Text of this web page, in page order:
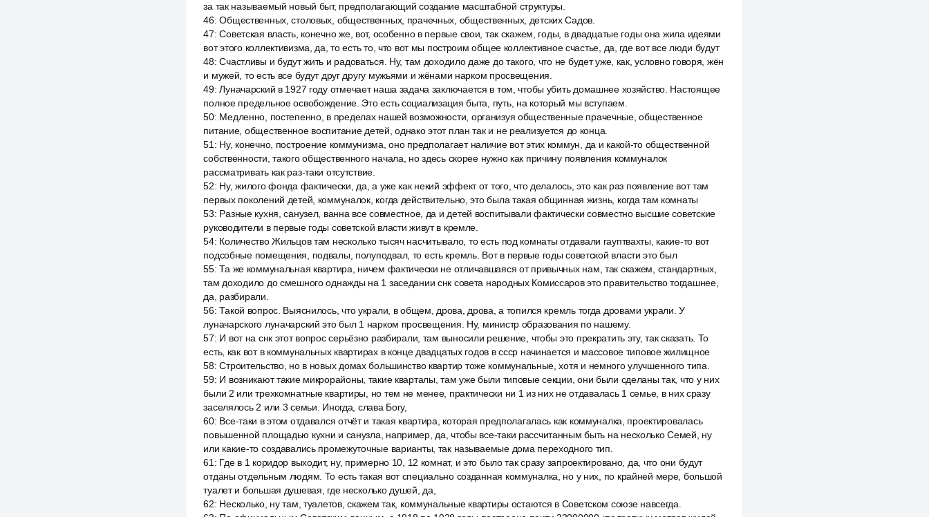
за так называемый новый быт, предполагающий создание масштабной структуры.
46:Общественных, столовых, общественных, прачечных, общественных, детских Садов.
47:Советская власть, конечно же, вот, особенно в первые свои, так скажем, годы, в двадцатые годы она жила идеями
вот этого коллективизма, да, то есть то, что вот мы построим общее коллективное счастье, да, где вот все люди будут
48:Счастливы и будут жить и радоваться. Ну, там доходило даже до такого, что не будет уже, как, условно говоря, жён
и мужей, то есть все будут друг другу мужьями и жёнами нарком просвещения.
49:Луначарский в 1927 году отмечает наша задача заключается в том, чтобы убить домашнее хозяйство. Настоящее
полное предельное освобождение. Это есть социализация быта, путь, на который мы вступаем.
50: Медленно, постепенно, в пределах нашей возможности, организуя общественные прачечные, общественное
питание, общественное воспитание детей, однако этот план так и не реализуется до конца.
51 : Ну, конечно, построение коммунизма, оно предполагает наличие вот этих коммун, да и какой-то общественной
собственности, такого общественного начала, но здесь скорее нужно как причину появления коммуналок
рассматривать как раз-таки отсутствие.
52: Ну, жилого фонда фактически, да, а уже как некий эффект от того, что делалось, это как раз появление вот там
первых поколений детей, коммуналок, когда действительно, это была такая общинная жизнь, когда там комнаты
53: Разные кухня, санузел, ванна все совместное, да и детей воспитывали фактически совместно высшие советские
руководители в первые годы советской власти живут в кремле.
54: Количество Жильцов там несколько тысяч насчитывало, то есть под комнаты отдавали гауптвахты, какие-то вот
подсобные помещения, подвалы, полуподвал, то есть кремль. Вот в первые годы советской власти это был
55:Та же коммунальная квартира, ничем фактически не отличавшаяся от привычных нам, так скажем, стандартных,
там доходило до смешного однажды на 1 заседании снк совета народных Комиссаров это правительство тогдашнее,
да, разбирали.
56:Такой вопрос. Выяснилось, что украли, в общем, дрова, дрова, а топился кремль тогда дровами украли. У
луначарского луначарский это был 1 нарком просвещения. Ну, министр образования по нашему.
57: И вот на снк этот вопрос серьёзно разбирали, там выносили решение, чтобы это прекратить эту, так сказать. То
есть, как вот в коммунальных квартирах в конце двадцатых годов в ссср начинается и массовое типовое жилищное
58:Строительство, но в новых домах большинство квартир тоже коммунальные, хотя и немного улучшенного типа.
59: И возникают такие микрорайоны, такие кварталы, там уже были типовые секции, они были сделаны так, что у них
были 2 или трехкомнатные квартиры, но тем не менее, практически ни 1 из них не отдавалась 1 семье, в них сразу
заселялось 2 или 3 семьи. Иногда, слава Богу,
60: Все-таки в этом отдавался отчёт и такая квартира, которая предполагалась как коммуналка, проектировалась
повышенной площадью кухни и санузла, например, да, чтобы все-таки рассчитанным быть на несколько Семей, ну
или какие-то создавались промежуточные варианты, так называемые дома переходного тип.
61 : Где в 1 коридор выходит, ну, примерно 10, 12 комнат, и это было так сразу запроектировано, да, что они будут
отданы отдельным людям. То есть такая вот специально созданная коммуналка, но у них, по крайней мере, большой
туалет и большая душевая, где несколько душей, да,
62: Несколько, ну там, туалетов, скажем так, коммунальные квартиры остаются в Советском союзе навсегда.